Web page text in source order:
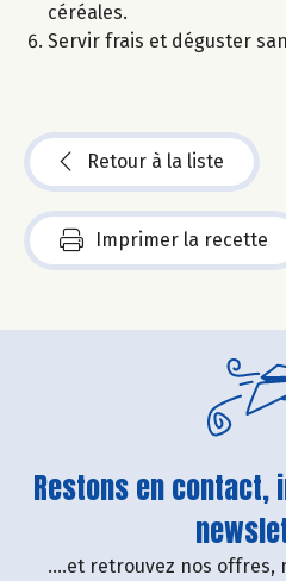
céréales.
Servir frais et déguster
Retour à la liste
Imprimer la recette
Restons en contact,
....et retrouvez nos offres,